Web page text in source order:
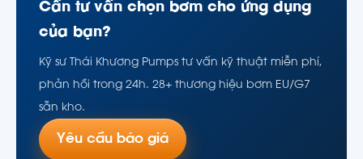
Cần tư vấn chọn bơm cho ứng dụng
của bạn?
Kỹ sư Thái Khương Pumps tư vấn kỹ thuật miễn phí,
phản hồi trong 24h. 28+ thương hiệu bơm EU/G7
sẵn kho.
Yêu cầu báo giá